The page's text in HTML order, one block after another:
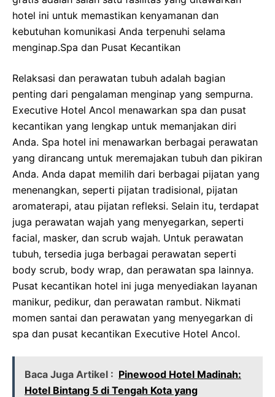
hotel ini untuk memastikan kenyamanan dan
kebutuhan komunikasi Anda terpenuhi selama
menginap.Spa dan Pusat Kecantikan
Relaksasi dan perawatan tubuh adalah bagian
penting dari pengalaman menginap yang sempurna.
Executive Hotel Ancol menawarkan spa dan pusat
kecantikan yang lengkap untuk memanjakan diri
Anda. Spa hotel ini menawarkan berbagai perawatan
yang dirancang untuk meremajakan tubuh dan pikiran
Anda. Anda dapat memilih dari berbagai pijatan yang
menenangkan, seperti pijatan tradisional, pijatan
aromaterapi, atau pijatan refleksi. Selain itu, terdapat
juga perawatan wajah yang menyegarkan, seperti
facial, masker, dan scrub wajah. Untuk perawatan
tubuh, tersedia juga berbagai perawatan seperti
body scrub, body wrap, dan perawatan spa lainnya.
Pusat kecantikan hotel ini juga menyediakan layanan
manikur, pedikur, dan perawatan rambut. Nikmati
momen santai dan perawatan yang menyegarkan di
spa dan pusat kecantikan Executive Hotel Ancol.
Baca Juga Artikel : Pinewood Hotel Madinah:
Hotel Bintang 5 di Tengah Kota yang